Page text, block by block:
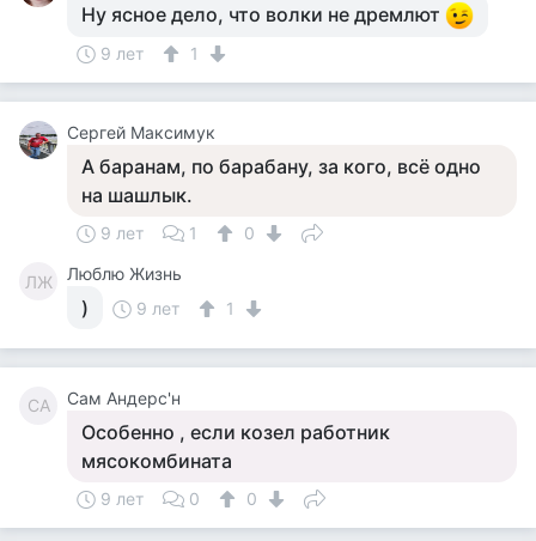
Ну ясное дело, что волки не дремлют
9 лет 1
Сергей Максимук
А баранам, по барабану, за кого, всё одно
на шашлык.
9 лет 1 0
ЛЖ Люблю Жизнь
) 9 лет 1
СА Сам Андерс'н
Особенно , если козел работник
мясокомбината
9 лет 0 0